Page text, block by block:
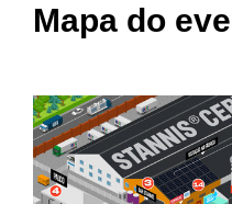
Mapa do